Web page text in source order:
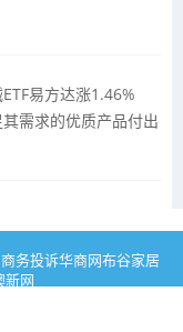
易方达涨1.46%
需求的优质产品付出
商务投诉华商网布谷家居
新网